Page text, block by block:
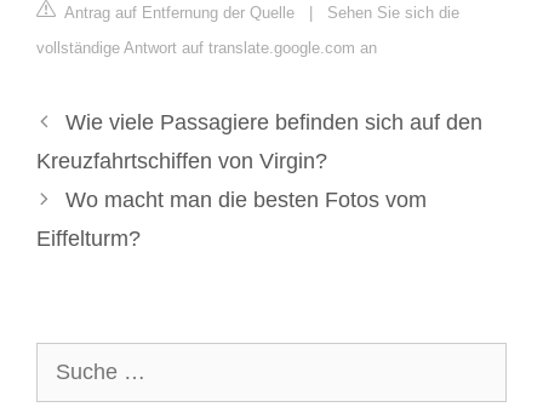
Antrag auf Entfernung der Quelle | Sehen Sie sich die
vollständige Antwort auf translate.google.com an
Wie viele Passagiere befinden sich auf den
Kreuzfahrtschiffen von Virgin?
Wo macht man die besten Fotos vom
Eiffelturm?
nach: